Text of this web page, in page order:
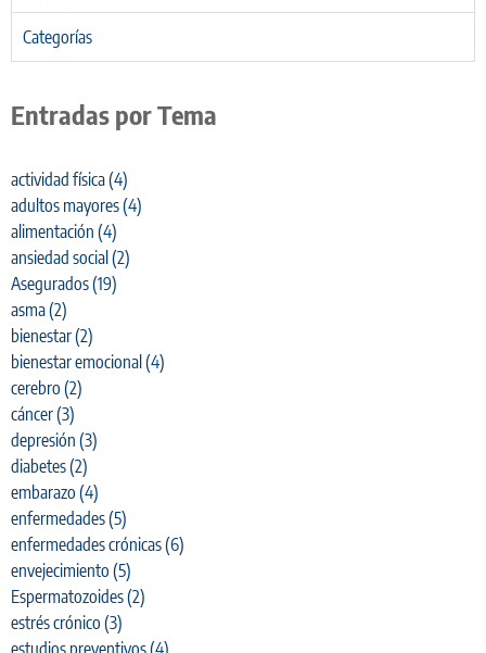
Categorías
Entradas por Tema
actividad física(4)
adultos mayores(4)
alimentación (4)
ansiedad social (2)
Asegurados(19)
asma(2)
bienestar(2)
bienestar emocional (4)
cerebro (2)
cáncer(3)
depresión (3)
diabetes(2)
embarazo (4)
enfermedades(5)
enfermedades crónicas(6)
envejecimiento (5)
Espermatozoides(2)
estrés crónico (3)